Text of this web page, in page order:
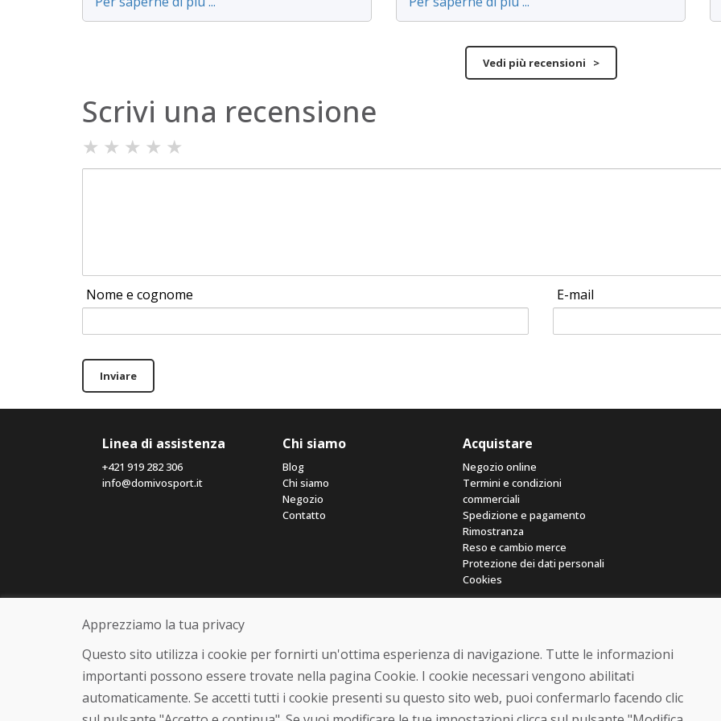
Vedi più recensioni >
Scrivi una recensione
★ ★ ★ ★ ★
Nome e cognome E-mail
Inviare
Linea di assistenza
+421 919 282 306
info@domivosport.it
Chi siamo
Blog
Chi siamo
Negozio
Contatto
Acquistare
Negozio online
Termini e condizioni
commerciali
Spedizione e pagamento
Rimostranza
Reso e cambio merce
Protezione dei dati personali
Cookies
© DOMIVOSPORT 2026, tutti i diritti riservati
Apprezziamo la tua privacy
Questo sito utilizza i cookie per fornirti un'ottima esperienza di navigazione. Tutte le informazioni
importanti possono essere trovate nella pagina Cookie. I cookie necessari vengono abilitati
automaticamente. Se accetti tutti i cookie presenti su questo sito web, puoi confermarlo facendo clic